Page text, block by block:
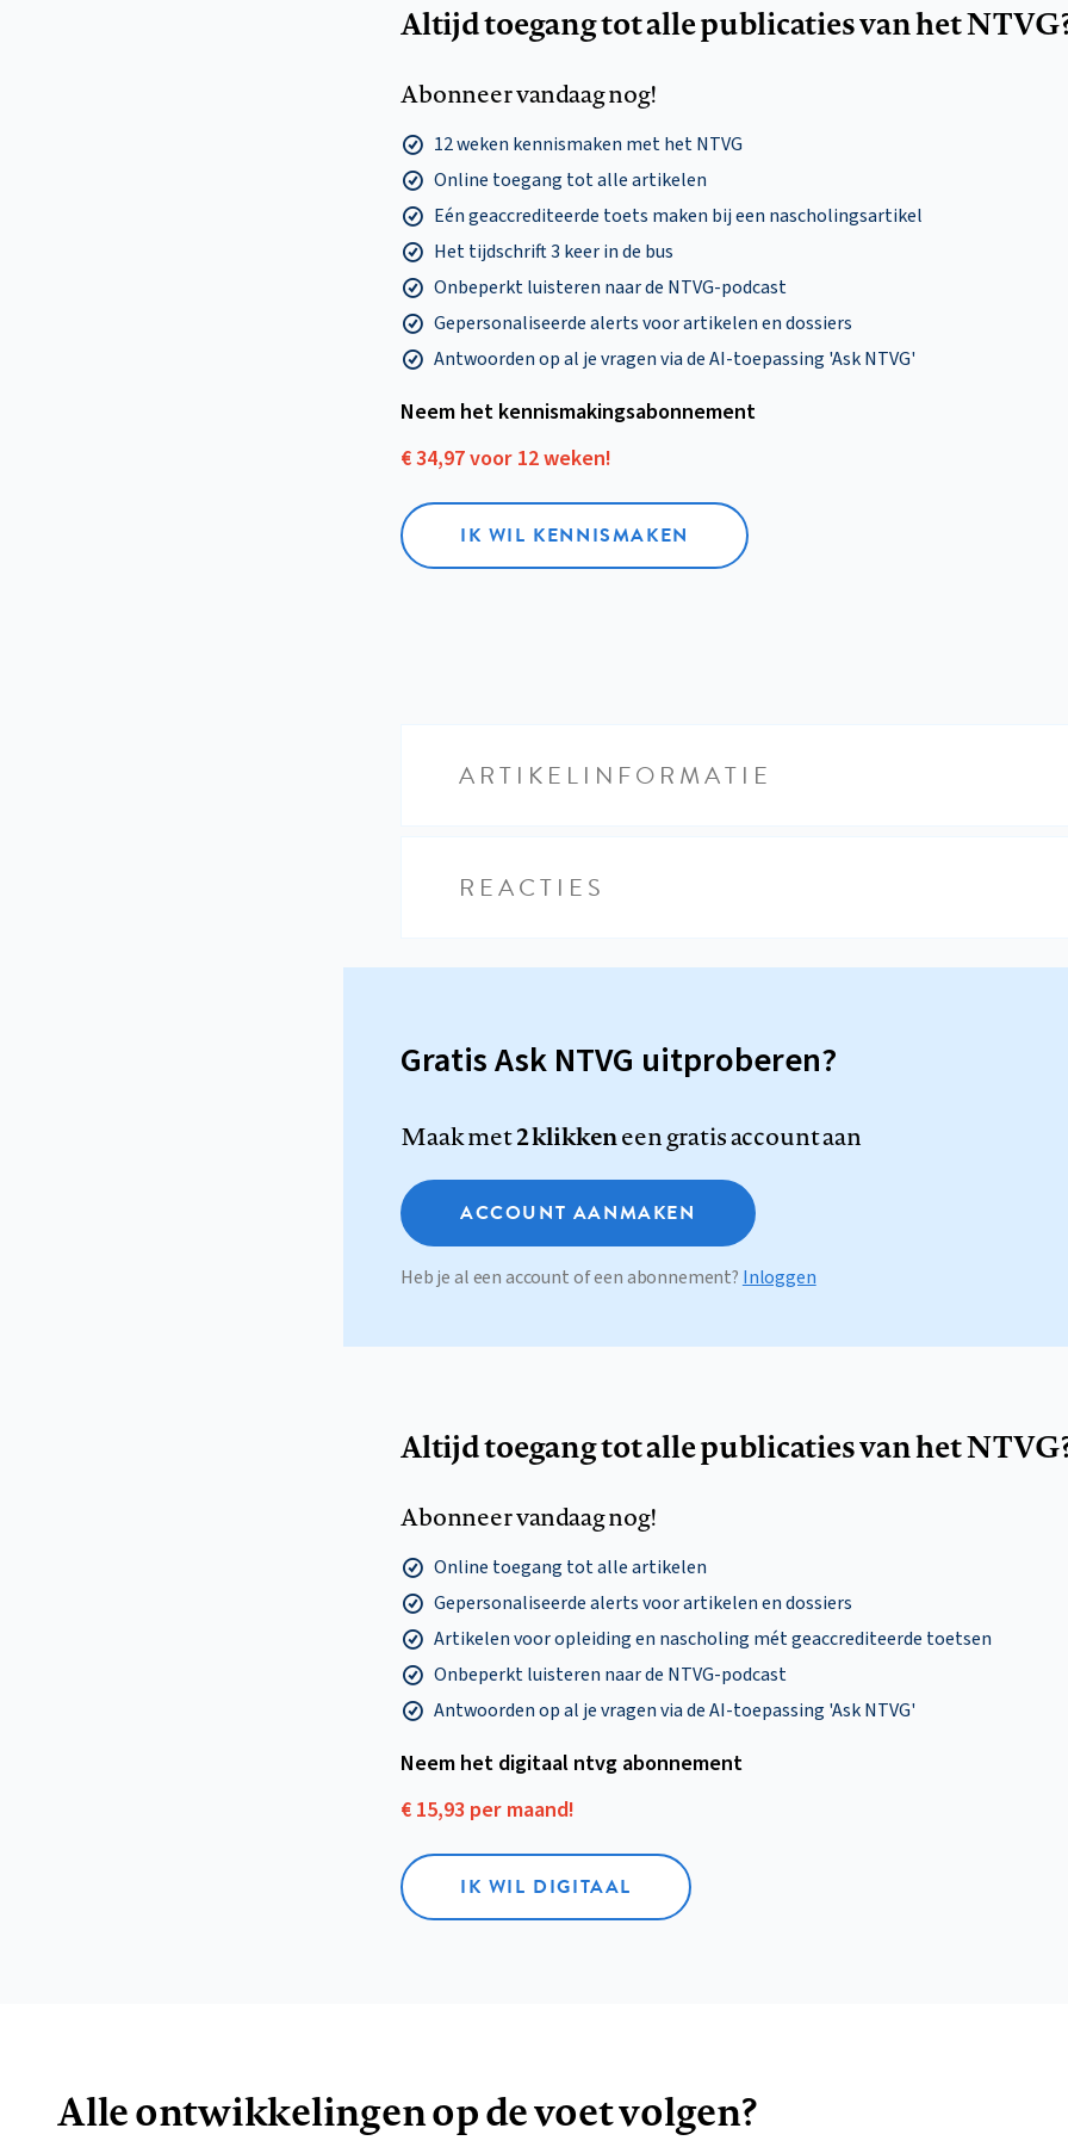
Altijd toegang tot alle publicaties van het
Abonneer vandaag nog!
12 weken kennismaken met het NTVG
Online toegang tot alle artikelen
Eén geaccrediteerde toets maken bij een nascholingsartikel
Het tijdschrift 3 keer in de bus
Onbeperkt luisteren naar de NTVG-podcast
Gepersonaliseerde alerts voor artikelen en dossiers
Antwoorden op al je vragen via de AI-toepassing 'Ask NTVG'
Neem het kennismakings­abonnement
€ 34,97 voor 12 weken!
IK WIL KENNISMAKEN
ARTIKELINFORMATIE
REACTIES
Gratis Ask NTVG uitproberen?
Maak met2 klikkeneen gratis account aan
ACCOUNT AANMAKEN
Heb je al een account of een abonnement? Inloggen
Altijd toegang tot alle publicaties van het
Abonneer vandaag nog!
Online toegang tot alle artikelen
Gepersonaliseerde alerts voor artikelen en dossiers
Artikelen voor opleiding en nascholing mét geaccrediteerde toetsen
Onbeperkt luisteren naar de NTVG-podcast
Antwoorden op al je vragen via de AI-toepassing 'Ask NTVG'
Neem het digitaal ntvg abonnement
€ 15,93 per maand!
IK WIL DIGITAAL
Alle ontwikkelingen op de voet volgen?